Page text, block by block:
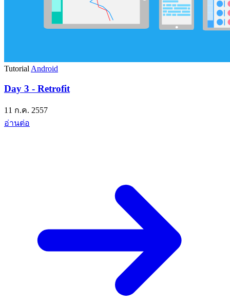
Tutorial Android
Day 3 - Retrofit
11 ก.ค. 2557
อ่านต่อ